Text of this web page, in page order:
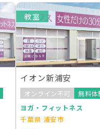
教室
イオン新浦安
オンライン不可
無料体
ヨガ・フィットネス
千葉県 浦安市